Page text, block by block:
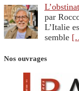
par
L’Italie
semble
Nos ouvrages